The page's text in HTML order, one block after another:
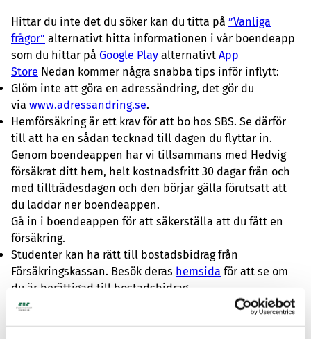
Hittar du inte det du söker kan du titta på ”Vanliga
frågor” alternativt hitta informationen i vår boendeapp
som du hittar på Google Play alternativt App
Store Nedan kommer några snabba tips inför inflytt:
Glöm inte att göra en adressändring, det gör du
via www.adressandring.se.
Hemförsäkring är ett krav för att bo hos SBS. Se därför
till att ha en sådan tecknad till dagen du flyttar in.
Genom boendeappen har vi tillsammans med Hedvig
försäkrat ditt hem, helt kostnadsfritt 30 dagar från och
med tillträdesdagen och den börjar gälla förutsatt att
du laddar ner boendeappen.
Gå in i boendeappen för att säkerställa att du fått en
försäkring.
Studenter kan ha rätt till bostadsbidrag från
Försäkringskassan. Besök deras hemsida för att se om
du är berättigad till bostadsbidrag.